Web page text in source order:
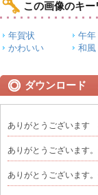
この画像のキー
年賀状 午年
かわいい
和風
ダウンロード
ありがとうございます
ありがとうございます
ありがとうございます